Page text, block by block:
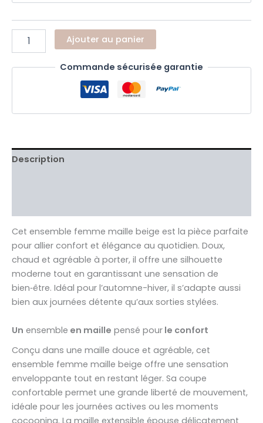
Ajouter au panier
Commande sécurisée garantie
Description
Cet ensemble femme maille beige est la pièce parfaite
pour allier confort et élégance au quotidien. Doux,
chaud et agréable à porter, il offre une silhouette
moderne tout en garantissant une sensation de
bien‑être. Idéal pour l’automne-hiver, il s’adapte aussi
bien aux journées détente qu’aux sorties stylées.
Un ensemble en maille pensé pour le confort
Conçu dans une maille douce et agréable, cet
ensemble femme maille beige offre une sensation
enveloppante tout en restant léger. Sa coupe
confortable permet une grande liberté de mouvement,
idéale pour les journées actives ou les moments
cocooning. La maille extensible épouse délicatement